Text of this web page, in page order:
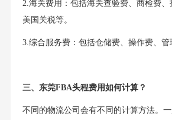
2.海关费用：包括海关查验费、商检费、
美国关税等。
3.综合服务费：包括仓储费、操作费、管
三、东莞FBA头程费用如何计算？
不同的物流公司会有不同的计算方法。